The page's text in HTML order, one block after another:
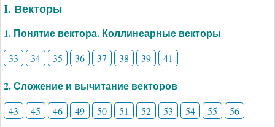
I. Векторы
1. Понятие вектора. Коллинеарные векторы
33 34 35 36 37 38 39 41
2. Сложение и вычитание векторов
43 45 46 49 50 51 52 53 54 55 56